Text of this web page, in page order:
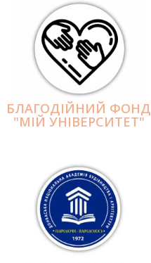
БЛАГОДІЙНИЙ ФОНД
"МІЙ УНІВЕРСИТЕТ"